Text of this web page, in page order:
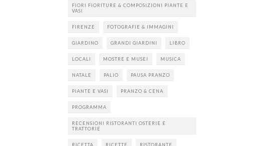
FIORI FIORITURE & COMPOSIZIONI PIANTE E
VASI
FIRENZE FOTOGRAFIE & IMMAGINI
GIARDINO GRANDI GIARDINI LIBRO
LOCALI MOSTRE E MUSEI MUSICA
NATALE PALIO PAUSA PRANZO
PIANTE E VASI PRANZO & CENA
PROGRAMMA
RECENSIONI RISTORANTI OSTERIE E
TRATTORIE
RICETTA RICETTE RISTORANTE